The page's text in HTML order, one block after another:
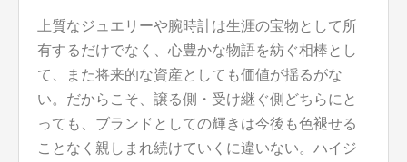
上質なジュエリーや腕時計は生涯の宝物として所
有するだけでなく、心豊かな物語を紡ぐ相棒とし
て、また将来的な資産としても価値が揺るがな
い。だからこそ、譲る側・受け継ぐ側どちらにと
っても、ブランドとしての輝きは今後も色褪せる
ことなく親しまれ続けていくに違いない。ハイジ